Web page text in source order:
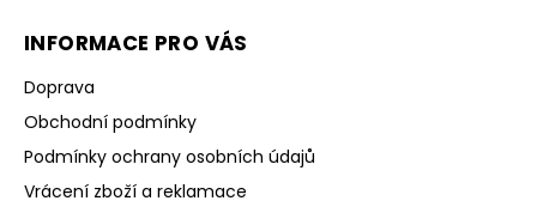
INFORMACE PRO VÁS
Doprava
Obchodní podmínky
Podmínky ochrany osobních údajů
Vrácení zboží a reklamace